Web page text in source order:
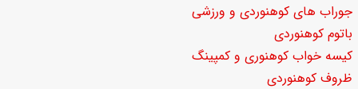
جوراب های کوهنوردی و ورزشی
باتوم کوهنوردی
کیسه خواب کوهنوری و کمپینگ
ظروف کوهنوردی